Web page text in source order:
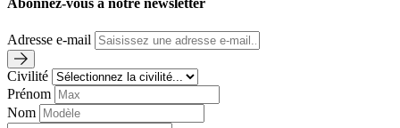
Abonnez-vous à notre newsletter
Adresse e-mail
Civilité
Prénom
Nom